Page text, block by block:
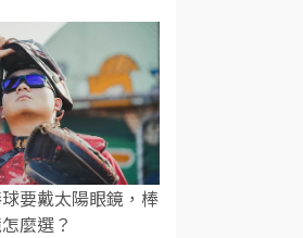
要戴太陽眼鏡，棒
麼選？